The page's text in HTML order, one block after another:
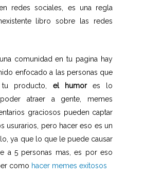
redes sociales, es una regla
libro sobre las redes
comunidad en tu pagina hay
enfocado a las personas que
tu producto, el humores lo
atraer a gente, memes
graciosos pueden captar
usurarios, pero hacer eso es un
ya que lo que le puede causar
a 5 personas mas, es por eso
como hacer memes exitosos